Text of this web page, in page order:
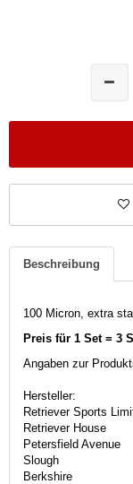
Beschreibung
100 Micron, extra
Preis für 1 Set = 3
Angaben zur
Hersteller:
Retriever Sports
Retriever House
Petersfield Avenue
Slough
Berkshire